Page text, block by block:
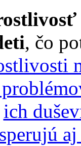
, čo
ich